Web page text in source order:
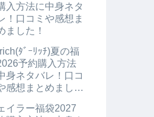
入方法に中身ネタ
！口コミや感想ま
ました！
ﾀﾞｰﾘｯﾁ)夏の福
予約購入方法
身ネタバレ！口コ
感想まとめまし
イラー福袋2027